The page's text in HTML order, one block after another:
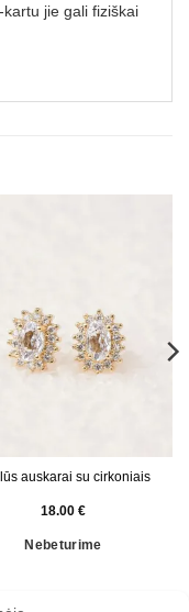
jie gali fiziškai
auskarai su cirkoniais
18.00 €
Nebeturime